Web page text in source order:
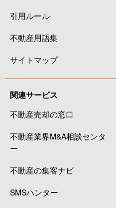
引用ルール
不動産用語集
サイトマップ
関連サービス
不動産売却の窓口
不動産業界M&A相談センタ
ー
不動産の集客ナビ
SMSハンター